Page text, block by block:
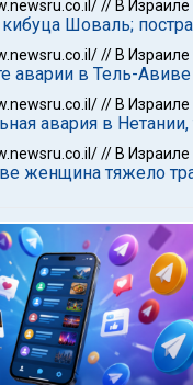
// В Израиле
Шоваль;
// В Израиле
аварии в Тель-
// В Израиле
авария в
// В Израиле
женщина тяжело